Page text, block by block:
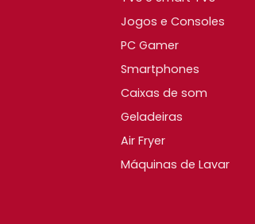
Jogos e Consoles
PC Gamer
Smartphones
Caixas de som
Geladeiras
Air Fryer
Máquinas de Lavar